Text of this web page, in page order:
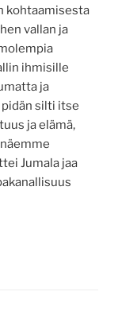
kohtaamisesta
vallan ja
ihmisille
ja
silti itse
ja elämä,
Jumala jaa